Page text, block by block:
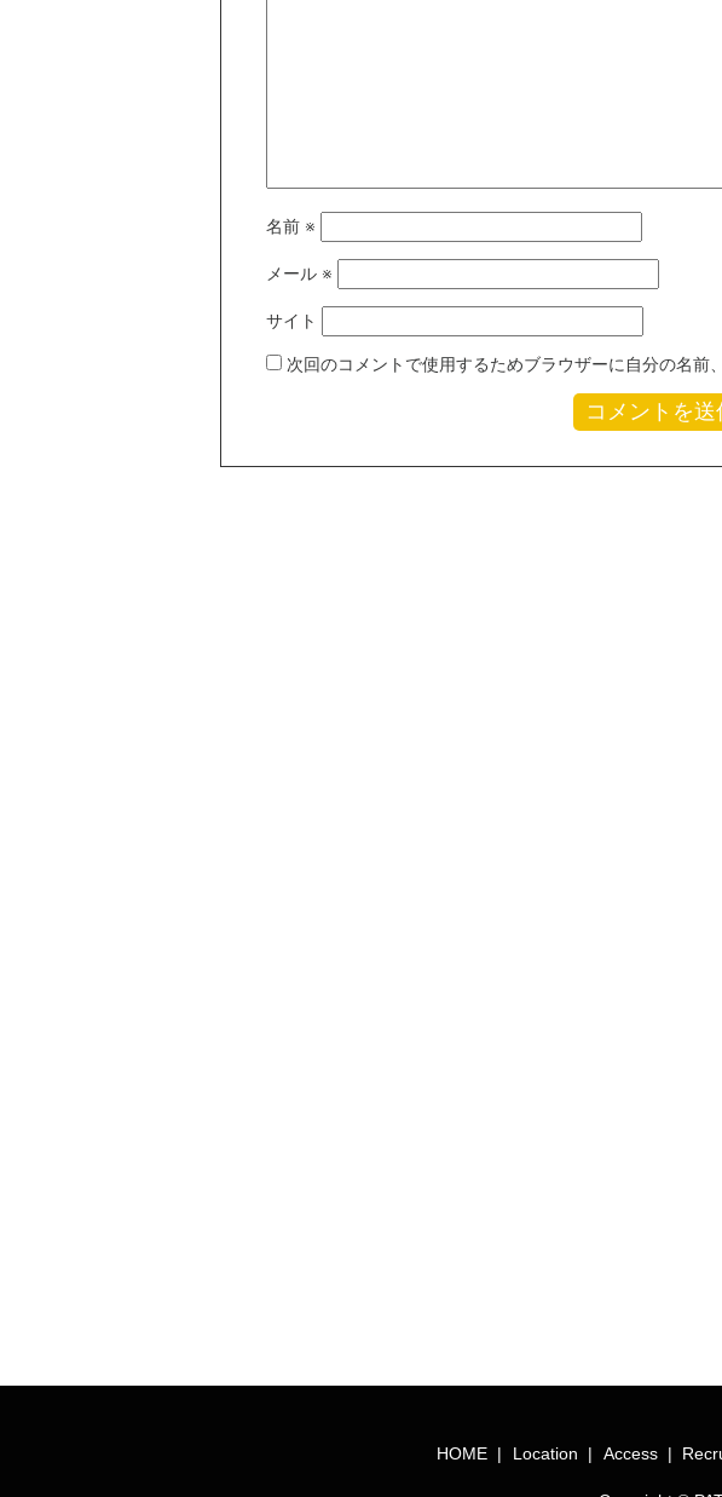
名前 ※
メール ※
サイト
次回のコメントで使用するためブラウザーに自分の名前
HOME Location Access